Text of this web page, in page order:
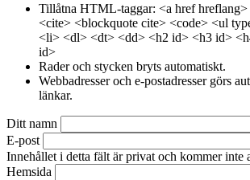
Tillåtna HTML-taggar: <a href
<cite> <blockquote cite> <code> <ul
<li> <dl> <dt> <dd> <h2 id> <h3 id>
id>
Rader och stycken bryts automatiskt.
Webbadresser och e-postadresser görs
länkar.
Ditt namn
E-post
Innehållet i detta fält är privat och kommer inte
Hemsida